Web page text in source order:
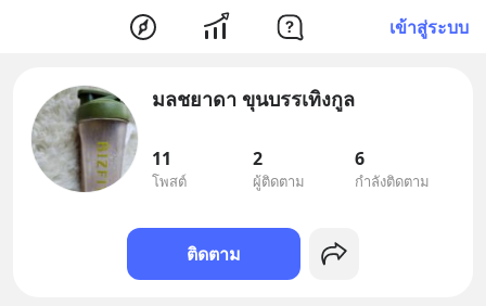
เข้าสู่ระบบ
มลชยาดา ขุนบรรเทิงกูล
11
โพสต์
2
ผู้ติดตาม
6
กำลังติดตาม
ติดตาม